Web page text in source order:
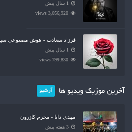
1 سال پیش
3,056,920 views
فرزاد سعادت - هوش مصنوعی
1 سال پیش
799,830 views
آخرین موزیک ویدیو ها آرشیو
مهدی دانا - محرم کازرون
3 هفته پیش